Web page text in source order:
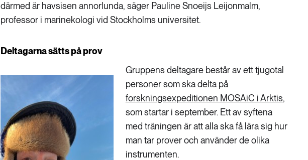
därmed är havsisen annorlunda, säger Pauline Snoeijs Leijonmalm,
professor i marinekologi vid Stockholms universitet.
Deltagarna sätts på prov
Gruppens deltagare består av ett tjugotal
personer som ska delta på
forskningsexpeditionen MOSAiC i Arktis,
som startar i september. Ett av syftena
med träningen är att alla ska få lära sig hur
man tar prover och använder de olika
instrumenten.